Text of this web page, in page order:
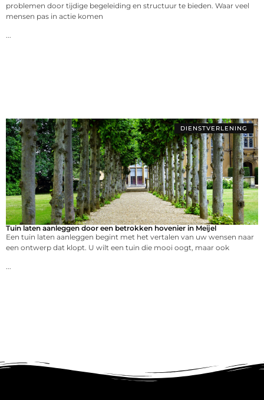
problemen door tijdige begeleiding en structuur te bieden. Waar veel
mensen pas in actie komen
...
DIENSTVERLENING
Tuin laten aanleggen door een betrokken hovenier in Meijel
Een tuin laten aanleggen begint met het vertalen van uw wensen naar
een ontwerp dat klopt. U wilt een tuin die mooi oogt, maar ook
...